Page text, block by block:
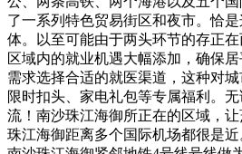
了一系列特色贸易街区和夜市。恰
体。以至可能由于两头环节的存正在
区域内的就业机遇大幅添加，确保
需求选择合适的就医渠道，这种对
限时扣头、家电礼包等专属福利。
流！南沙珠江海御所正在的区域，
珠江海御距离多个国际机场都很是近